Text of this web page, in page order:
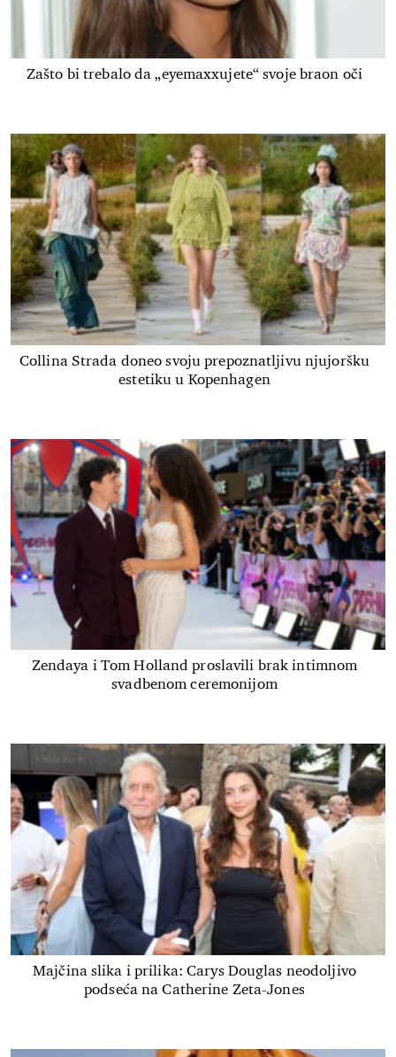
Zašto bi trebalo da „eyemaxxujete“ svoje braon oči
Collina Strada doneo svoju prepoznatljivu njujoršku
estetiku u Kopenhagen
Zendaya i Tom Holland proslavili brak intimnom
svadbenom ceremonijom
Majčina slika i prilika: Carys Douglas neodoljivo
podseća na Catherine Zeta-Jones